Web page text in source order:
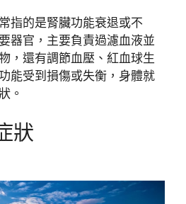
指的是腎臟功能衰退或不
器官，主要負責過濾血液並
，還有調節血壓、紅血球生
能受到損傷或失衡，身體就
。
狀